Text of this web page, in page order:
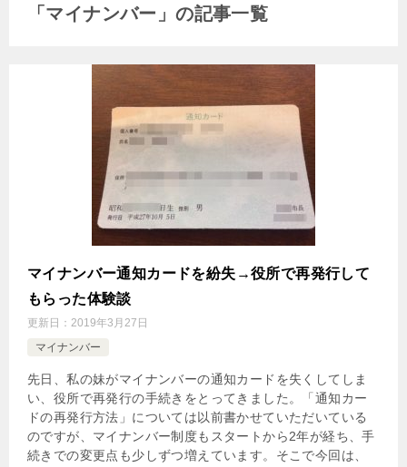
「マイナンバー」の記事一覧
マイナンバー通知カードを紛失→役所で再発行して
もらった体験談
更新日： 2019年3月27日
マイナンバー
先日、私の妹がマイナンバーの通知カードを失くしてしま
い、役所で再発行の手続きをとってきました。「通知カー
ドの再発行方法」については以前書かせていただいている
のですが、マイナンバー制度もスタートから2年が経ち、手
続きでの変更点も少しずつ増えています。そこで今回は、